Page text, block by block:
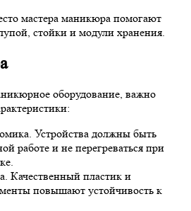
мастера маникюра помогают
стойки и модули хранения.
оборудование, важно
Устройства должны быть
работе и не перегреваться при
Качественный пластик и
повышают устойчивость к